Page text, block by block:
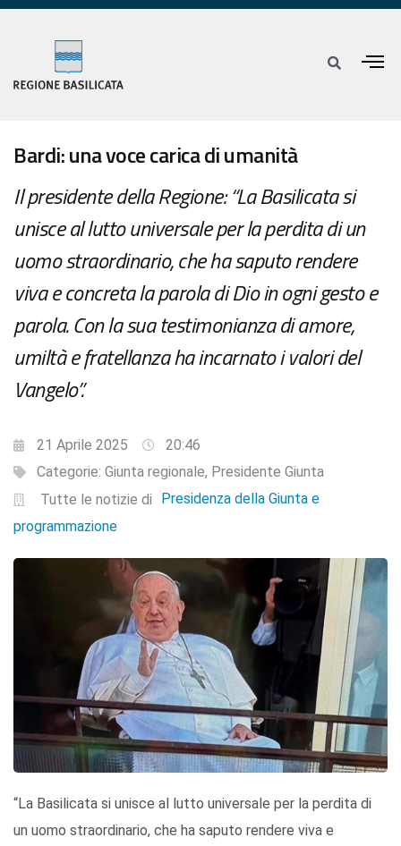
Bardi: una voce carica di umanità
Il presidente della Regione: “La Basilicata si
unisce al lutto universale per la perdita di un
uomo straordinario, che ha saputo rendere
viva e concreta la parola di Dio in ogni gesto e
parola. Con la sua testimonianza di amore,
umiltà e fratellanza ha incarnato i valori del
Vangelo”.
21 Aprile 2025
20:46
Categorie: Giunta regionale, Presidente Giunta
Tutte le notizie di
Presidenza della Giunta e
programmazione
“La Basilicata si unisce al lutto universale per la perdita di
un uomo straordinario, che ha saputo rendere viva e